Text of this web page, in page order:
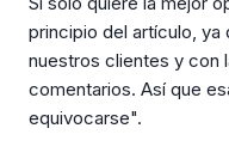
principio del artículo, ya
nuestros clientes y con
comentarios. Así que
equivocarse".